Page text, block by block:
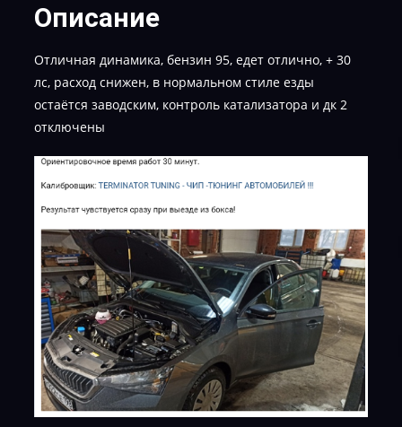
95-
Описание
Отличная динамика, бензин 95, едет отлично, + 30
лс, расход снижен, в нормальном стиле езды
остаётся заводским, контроль катализатора и дк 2
отключены